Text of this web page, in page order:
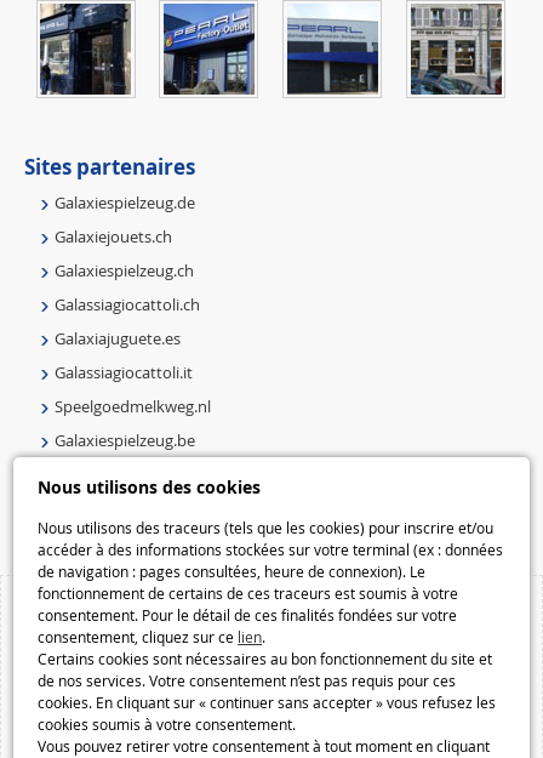
Nous utilisons des cookies
Nous utilisons des traceurs (tels que les cookies) pour inscrire et/ou
accéder à des informations stockées sur votre terminal (ex : données
de navigation : pages consultées, heure de connexion). Le
fonctionnement de certains de ces traceurs est soumis à votre
consentement. Pour le détail de ces finalités fondées sur votre
consentement, cliquez sur ce lien.
Certains cookies sont nécessaires au bon fonctionnement du site et
de nos services. Votre consentement n’est pas requis pour ces
cookies. En cliquant sur « continuer sans accepter » vous refusez les
cookies soumis à votre consentement.
Vous pouvez retirer votre consentement à tout moment en cliquant
Sites partenaires
Galaxiespielzeug.de
Galaxiejouets.ch
Galaxiespielzeug.ch
Galassiagiocattoli.ch
Galaxiajuguete.es
Galassiagiocattoli.it
Speelgoedmelkweg.nl
Galaxiespielzeug.be